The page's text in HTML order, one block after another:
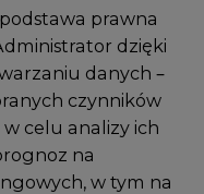
prawna
dzięki
danych –
czynników
celu analizy ich
na
w tym na